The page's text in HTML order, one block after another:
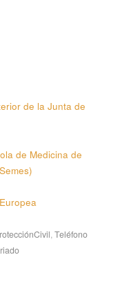
de la Junta de
de Medicina de
,Teléfono